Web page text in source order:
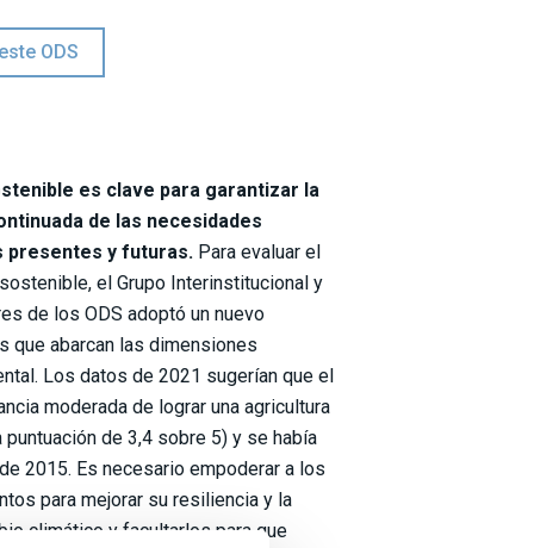
ODS
es clave para garantizar la
de las necesidades
presentes y futuras. Para evaluar el
el Grupo Interinstitucional y
de los ODS adoptó un nuevo
que abarcan las dimensiones
Los datos de 2021 sugerían que el
moderada de lograr una agricultura
de 3,4 sobre 5) y se había
2015. Es necesario empoderar a los
para mejorar su resiliencia y la
climático y facultarlos para que